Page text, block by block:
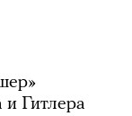
и Гитлера